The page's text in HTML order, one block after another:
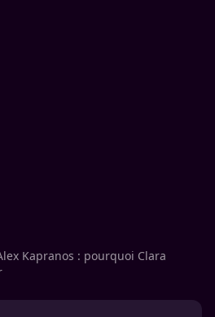
Kapranos : pourquoi Clara